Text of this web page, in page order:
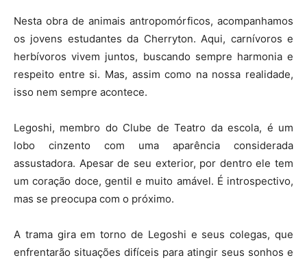
Nesta obra de animais antropomórficos, acompanhamos
os jovens estudantes da Cherryton. Aqui, carnívoros e
herbívoros vivem juntos, buscando sempre harmonia e
respeito entre si. Mas, assim como na nossa realidade,
isso nem sempre acontece.
Legoshi, membro do Clube de Teatro da escola, é um
lobo cinzento com uma aparência considerada
assustadora. Apesar de seu exterior, por dentro ele tem
um coração doce, gentil e muito amável. É introspectivo,
mas se preocupa com o próximo.
A trama gira em torno de Legoshi e seus colegas, que
enfrentarão situações difíceis para atingir seus sonhos e